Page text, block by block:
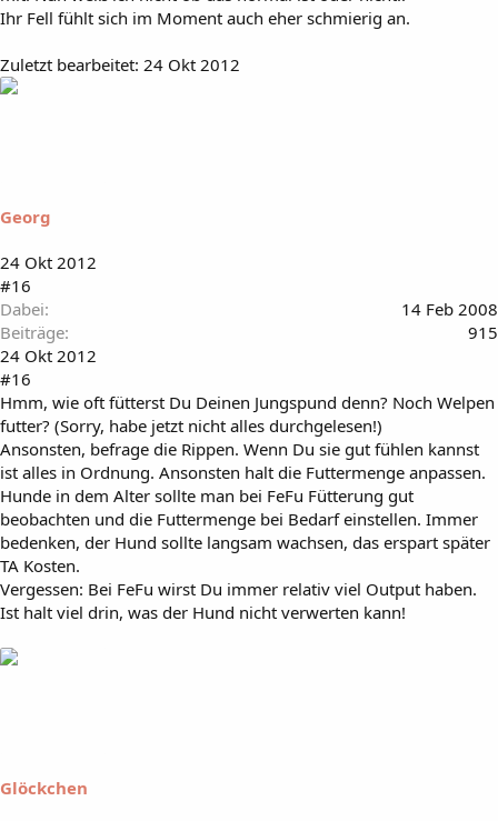
Ihr Fell fühlt sich im Moment auch eher schmierig an.
Zuletzt bearbeitet: 24 Okt 2012
Georg
24 Okt 2012
#16
Dabei
14 Feb 2008
Beiträge
915
24 Okt 2012
#16
Hmm, wie oft fütterst Du Deinen Jungspund denn? Noch Welpen
futter? (Sorry, habe jetzt nicht alles durchgelesen!)
Ansonsten, befrage die Rippen. Wenn Du sie gut fühlen kannst
ist alles in Ordnung. Ansonsten halt die Futtermenge anpassen.
Hunde in dem Alter sollte man bei FeFu Fütterung gut
beobachten und die Futtermenge bei Bedarf einstellen. Immer
bedenken, der Hund sollte langsam wachsen, das erspart später
TA Kosten.
Vergessen: Bei FeFu wirst Du immer relativ viel Output haben.
Ist halt viel drin, was der Hund nicht verwerten kann!
Glöckchen